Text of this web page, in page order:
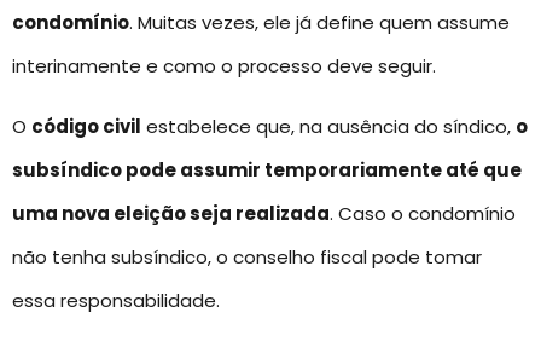
condomínio. Muitas vezes, ele já define quem assume
interinamente e como o processo deve seguir.
O código civil estabelece que, na ausência do síndico, o
subsíndico pode assumir temporariamente até que
uma nova eleição seja realizada. Caso o condomínio
não tenha subsíndico, o conselho fiscal pode tomar
essa responsabilidade.